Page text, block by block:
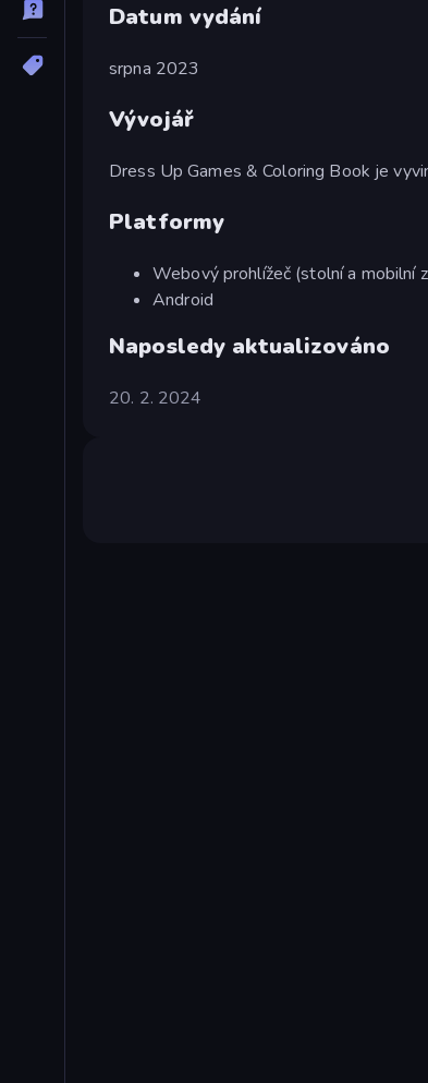
Datum vydání
srpna 2023
Vývojář
Dress Up Games & Coloring Book je
Platformy
Webový prohlížeč (stolní a mobilní
Android
Naposledy aktualizováno
20. 2. 2024